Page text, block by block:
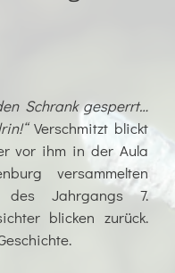
Schrank gesperrt…
Verschmitzt blickt
vor ihm in der Aula
versammelten
des Jahrgangs 7.
blicken zurück.